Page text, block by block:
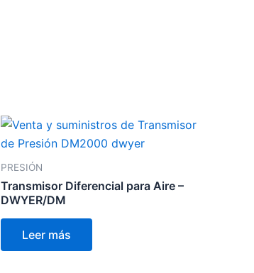
PRESIÓN
Transmisor Diferencial para Aire –
DWYER/DM
Leer más